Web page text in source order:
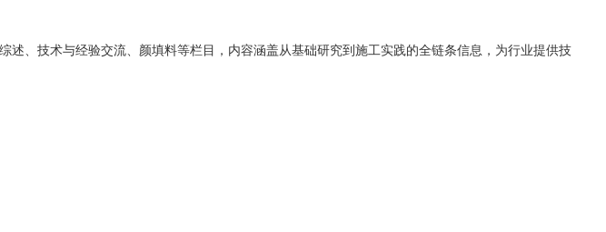
、技术与经验交流、颜填料等栏目，内容涵盖从基础研究到施工实践的全链条信息，为行业提供技